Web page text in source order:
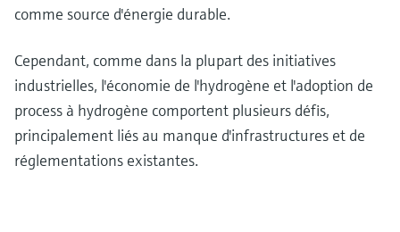
comme source d'énergie durable.
Cependant, comme dans la plupart des initiatives
industrielles, l'économie de l'hydrogène et l'adoption de
process à hydrogène comportent plusieurs défis,
principalement liés au manque d'infrastructures et de
réglementations existantes.